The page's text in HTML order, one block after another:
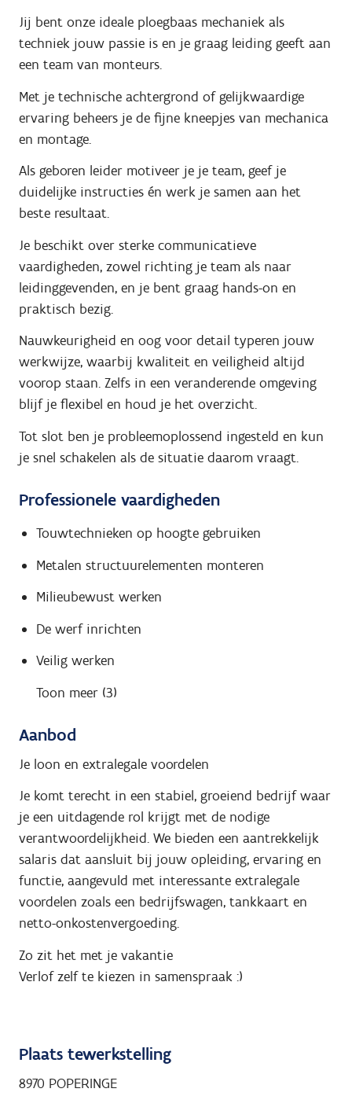
Jij bent onze ideale ploegbaas mechaniek als
techniek jouw passie is en je graag leiding geeft aan
een team van monteurs.
Met je technische achtergrond of gelijkwaardige
ervaring beheers je de fijne kneepjes van mechanica
en montage.
Als geboren leider motiveer je je team, geef je
duidelijke instructies én werk je samen aan het
beste resultaat.
Je beschikt over sterke communicatieve
vaardigheden, zowel richting je team als naar
leidinggevenden, en je bent graag hands-on en
praktisch bezig.
Nauwkeurigheid en oog voor detail typeren jouw
werkwijze, waarbij kwaliteit en veiligheid altijd
voorop staan. Zelfs in een veranderende omgeving
blijf je flexibel en houd je het overzicht.
Tot slot ben je probleemoplossend ingesteld en kun
je snel schakelen als de situatie daarom vraagt.
Professionele vaardigheden
Touwtechnieken op hoogte gebruiken
Metalen structuurelementen monteren
Milieubewust werken
De werf inrichten
Veilig werken
Toon meer (3)
Aanbod
Je loon en extralegale voordelen
Je komt terecht in een stabiel, groeiend bedrijf waar
je een uitdagende rol krijgt met de nodige
verantwoordelijkheid. We bieden een aantrekkelijk
salaris dat aansluit bij jouw opleiding, ervaring en
functie, aangevuld met interessante extralegale
voordelen zoals een bedrijfswagen, tankkaart en
netto-onkostenvergoeding.
Zo zit het met je vakantie
Verlof zelf te kiezen in samenspraak :)
Plaats tewerkstelling
8970 POPERINGE